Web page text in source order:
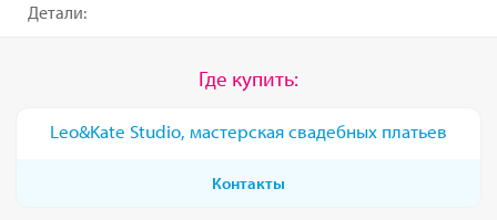
Детали:
Где купить:
Leo&Kate Studio, мастерская свадебных платьев
Контакты